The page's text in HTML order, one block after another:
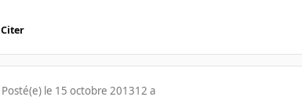
Citer
Posté(e) le 15 octobre 201312 a